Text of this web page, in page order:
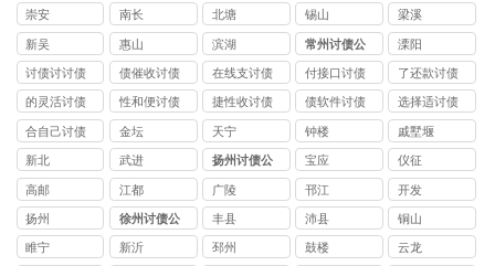
公司
公司
公司
公司
司
崇安 南长 北塘 锡山 梁溪
新吴 惠山 滨湖
常州讨债公
司
溧阳
讨债讨讨债
公司
债催收讨债
公司
在线支讨债
公司
付接口讨债
公司
了还款讨债
公司
的灵活讨债
公司
性和便讨债
公司
捷性收讨债
公司
债软件讨债
公司
选择适讨债
公司
合自己讨债
公司
金坛 天宁 钟楼 戚墅堰
新北 武进
扬州讨债公
司
宝应 仪征
高邮 江都 广陵 邗江 开发
扬州
徐州讨债公
司
丰县 沛县 铜山
睢宁 新沂 邳州 鼓楼 云龙